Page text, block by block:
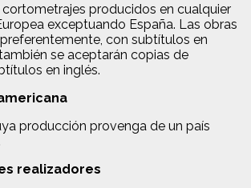
producidos en cualquier
exceptuando España. Las obras
con subtítulos en
se aceptarán copias de
en inglés.
producción provenga de un país
realizadores